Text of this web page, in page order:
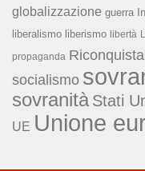
globalizzazione guerra
liberalismo liberismo libertà
propaganda
socialismo
sovranità Stati
UE Unione